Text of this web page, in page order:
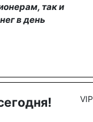
так и
в день
VIP